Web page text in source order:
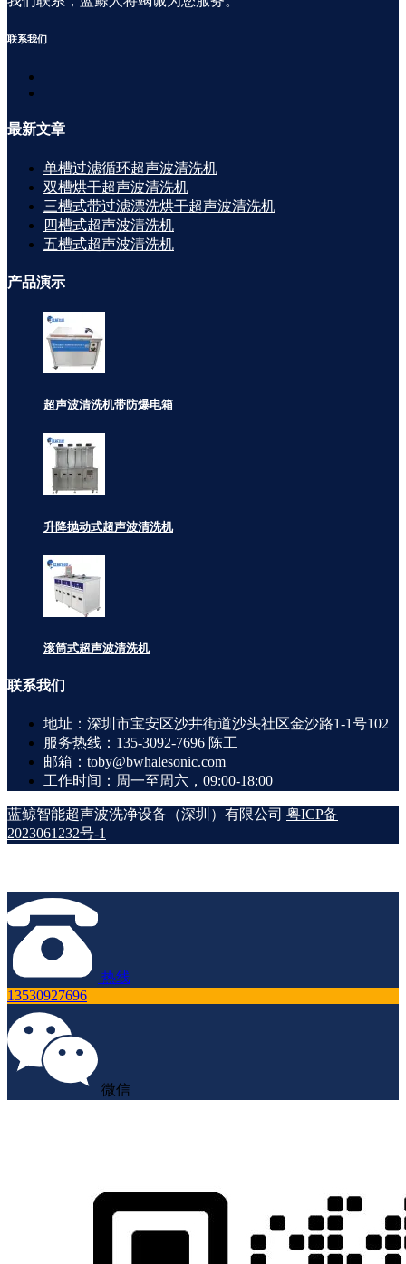
联系我们
最新文章
单槽过滤循环超声波清洗机
双槽烘干超声波清洗机
三槽式带过滤漂洗烘干超声波清洗机
四槽式超声波清洗机
五槽式超声波清洗机
产品演示
超声波清洗机带防爆电箱
升降抛动式超声波清洗机
滚筒式超声波清洗机
联系我们
地址：深圳市宝安区沙井街道沙头社区金沙路1-1号102
服务热线：135-3092-7696 陈工
邮箱：toby@bwhalesonic.com
工作时间：周一至周六，09:00-18:00
蓝鲸智能超声波洗净设备（深圳）有限公司 粤ICP备
2023061232号-1
热线
13530927696
微信